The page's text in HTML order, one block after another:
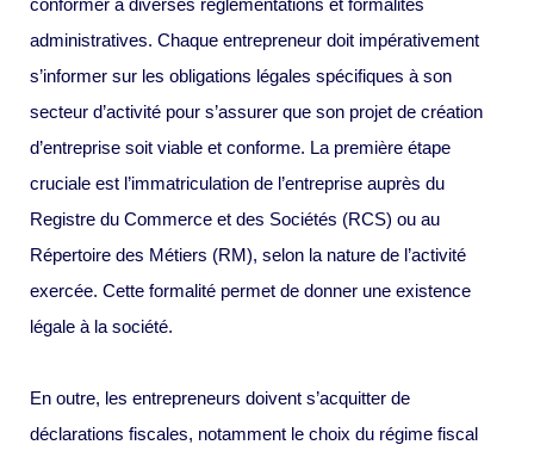
conformer à diverses réglementations et formalités
administratives. Chaque entrepreneur doit impérativement
s’informer sur les obligations légales spécifiques à son
secteur d’activité pour s’assurer que son projet de création
d’entreprise soit viable et conforme. La première étape
cruciale est l’immatriculation de l’entreprise auprès du
Registre du Commerce et des Sociétés (RCS) ou au
Répertoire des Métiers (RM), selon la nature de l’activité
exercée. Cette formalité permet de donner une existence
légale à la société.
En outre, les entrepreneurs doivent s’acquitter de
déclarations fiscales, notamment le choix du régime fiscal